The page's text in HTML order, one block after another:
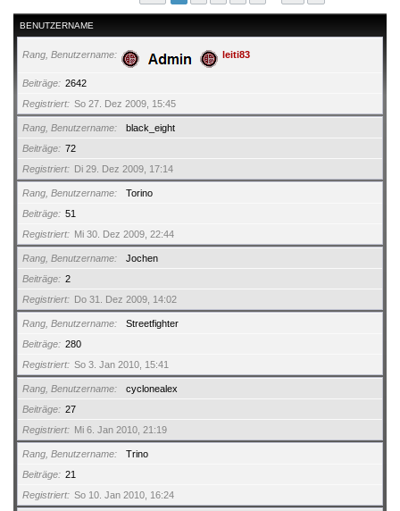
BENUTZERNAME
Rang, Benutzername leiti83
Beiträge
2642
Registriert
So 27. Dez 2009, 15:45
Rang, Benutzername
black_eight
Beiträge
72
Registriert
Di 29. Dez 2009, 17:14
Rang, Benutzername
Torino
Beiträge
51
Registriert
Mi 30. Dez 2009, 22:44
Rang, Benutzername
Jochen
Beiträge
2
Registriert
Do 31. Dez 2009, 14:02
Rang, Benutzername
Streetfighter
Beiträge
280
Registriert
So 3. Jan 2010, 15:41
Rang, Benutzername
cyclonealex
Beiträge
27
Registriert
Mi 6. Jan 2010, 21:19
Rang, Benutzername
Trino
Beiträge
21
Registriert
So 10. Jan 2010, 16:24